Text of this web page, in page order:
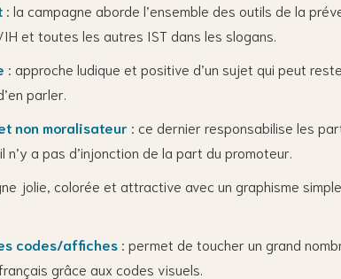
: la campagne aborde l’ensemble des outils de la
et toutes les autres IST dans les slogans.
: approche ludique et positive d’un sujet qui peut
parler.
non moralisateur : ce dernier responsabilise les
n’y a pas d’injonction de la part du promoteur.
jolie, colorée et attractive avec un graphisme
codes/affiches : permet de toucher un grand
grâce aux codes visuels.